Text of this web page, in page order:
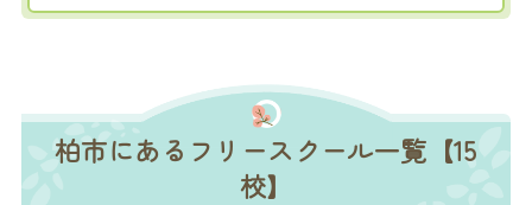
柏市にあるフリースクール一覧【15
校】